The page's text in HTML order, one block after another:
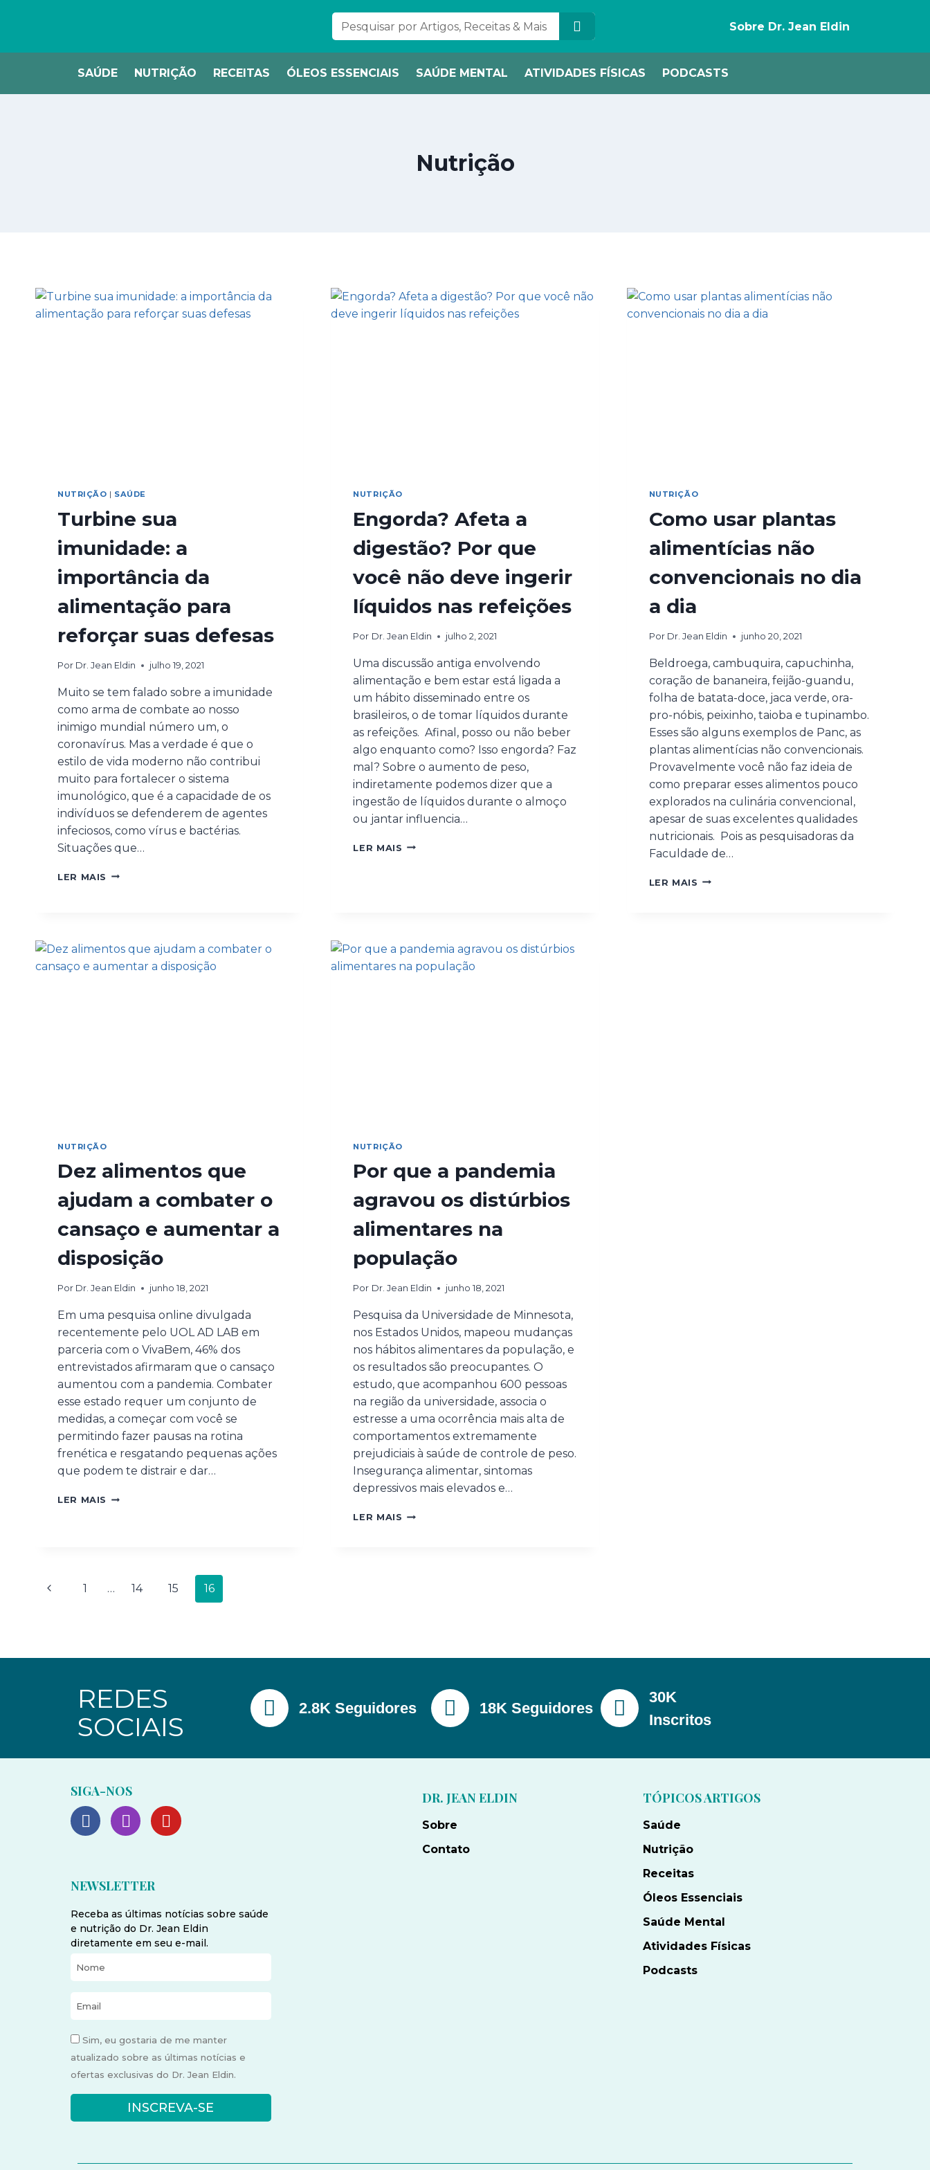
Sobre Dr. Jean Eldin
SAÚDE NUTRIÇÃO RECEITAS ÓLEOS ESSENCIAIS SAÚDE MENTAL ATIVIDADES FÍSICAS PODCASTS
Nutrição
NUTRIÇÃO | SAÚDE
Turbine sua
imunidade: a
importância da
alimentação para
reforçar suas defesas
Por Dr. Jean Eldin julho 19, 2021
Muito se tem falado sobre a imunidade
como arma de combate ao nosso
inimigo mundial número um, o
coronavírus. Mas a verdade é que o
estilo de vida moderno não contribui
muito para fortalecer o sistema
imunológico, que é a capacidade de os
indivíduos se defenderem de agentes
infeciosos, como vírus e bactérias.
Situações que…
LER MAIS
NUTRIÇÃO
Engorda? Afeta a
digestão? Por que
você não deve ingerir
líquidos nas refeições
Por Dr. Jean Eldin julho 2, 2021
Uma discussão antiga envolvendo
alimentação e bem estar está ligada a
um hábito disseminado entre os
brasileiros, o de tomar líquidos durante
as refeições. Afinal, posso ou não beber
algo enquanto como? Isso engorda? Faz
mal? Sobre o aumento de peso,
indiretamente podemos dizer que a
ingestão de líquidos durante o almoço
ou jantar influencia…
LER MAIS
NUTRIÇÃO
Como usar plantas
alimentícias não
convencionais no dia
a dia
Por Dr. Jean Eldin junho 20, 2021
Beldroega, cambuquira, capuchinha,
coração de bananeira, feijão-guandu,
folha de batata-doce, jaca verde, ora-
pro-nóbis, peixinho, taioba e tupinambo.
Esses são alguns exemplos de Panc, as
plantas alimentícias não convencionais.
Provavelmente você não faz ideia de
como preparar esses alimentos pouco
explorados na culinária convencional,
apesar de suas excelentes qualidades
nutricionais. Pois as pesquisadoras da
Faculdade de…
LER MAIS
NUTRIÇÃO
Dez alimentos que
ajudam a combater o
cansaço e aumentar a
disposição
Por Dr. Jean Eldin junho 18, 2021
Em uma pesquisa online divulgada
recentemente pelo UOL AD LAB em
parceria com o VivaBem, 46% dos
entrevistados afirmaram que o cansaço
aumentou com a pandemia. Combater
esse estado requer um conjunto de
medidas, a começar com você se
permitindo fazer pausas na rotina
frenética e resgatando pequenas ações
que podem te distrair e dar…
LER MAIS
NUTRIÇÃO
Por que a pandemia
agravou os distúrbios
alimentares na
população
Por Dr. Jean Eldin junho 18, 2021
Pesquisa da Universidade de Minnesota,
nos Estados Unidos, mapeou mudanças
nos hábitos alimentares da população, e
os resultados são preocupantes. O
estudo, que acompanhou 600 pessoas
na região da universidade, associa o
estresse a uma ocorrência mais alta de
comportamentos extremamente
prejudiciais à saúde de controle de peso.
Insegurança alimentar, sintomas
depressivos mais elevados e…
LER MAIS
1 … 14 15 16
REDES
SOCIAIS
2.8K Seguidores 18K Seguidores
30K
Inscritos
SIGA-NOS
NEWSLETTER
Receba as últimas notícias sobre saúde
e nutrição do Dr. Jean Eldin
diretamente em seu e-mail.
Sim, eu gostaria de me manter
atualizado sobre as últimas notícias e
ofertas exclusivas do Dr. Jean Eldin.
INSCREVA-SE
DR. JEAN ELDIN
Sobre
Contato
TÓPICOS ARTIGOS
Saúde
Nutrição
Receitas
Óleos Essenciais
Saúde Mental
Atividades Físicas
Podcasts